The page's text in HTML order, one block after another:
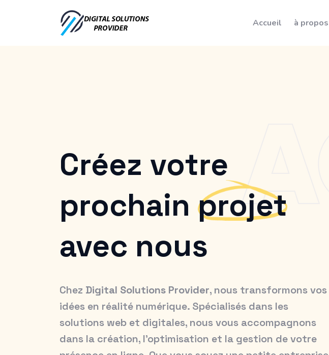
Accueil à propos
Créez votre
prochain projet
avec nous
Chez Digital Solutions Provider, nous transformons vos
idées en réalité numérique. Spécialisés dans les
solutions web et digitales, nous vous accompagnons
dans la création, l’optimisation et la gestion de votre